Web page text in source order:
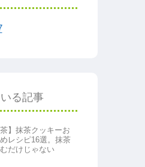
る記事
茶】抹茶クッキーお
レシピ16選。抹茶
だけじゃない